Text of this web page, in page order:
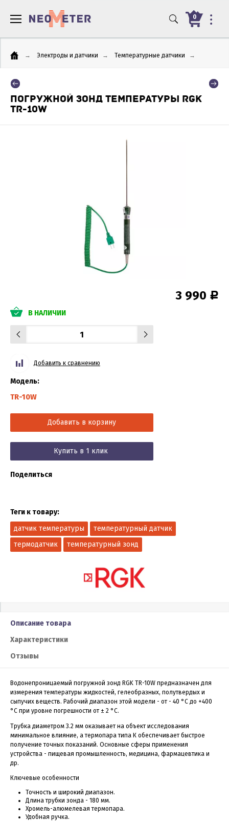
0
→ Электроды и датчики → Температурные датчики →
ПОГРУЖНОЙ ЗОНД ТЕМПЕРАТУРЫ RGK
TR-10W
3 990 Р
В НАЛИЧИИ
Добавить к сравнению
Модель:
TR-10W
Добавить в корзину
Купить в 1 клик
Поделиться
Теги к товару:
датчик температуры
температурный датчик
термодатчик
температурный зонд
Описание товара
Характеристики
Отзывы
Водонепроницаемый погружной зонд RGK TR-10W предназначен для
измерения температуры жидкостей, гелеобразных, полутвердых и
сыпучих веществ. Рабочий диапазон этой модели - от - 40 °С до +400
°С при уровне погрешности от ± 2 °C.
Трубка диаметром 3.2 мм оказывает на объект исследования
минимальное влияние, а термопара типа К обеспечивает быстрое
получение точных показаний. Основные сферы применения
устройства - пищевая промышленность, медицина, фармацевтика и
др.
Ключевые особенности
Точность и широкий диапазон.
Длина трубки зонда - 180 мм.
Хромель-алюмелевая термопара.
Удобная ручка.